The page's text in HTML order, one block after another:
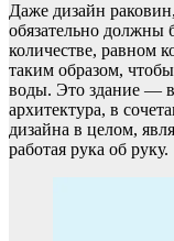
Даже дизайн
обязательно должны
количестве, равном
таким образом,
воды. Это здание —
архитектура, в
дизайна в целом,
работая рука об руку.